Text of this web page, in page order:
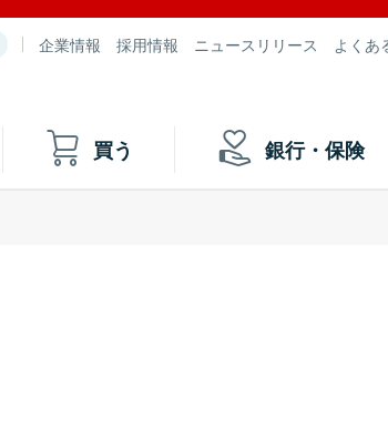
企業情報 採用情報 ニュースリリース よくあ
買う 銀行・保険